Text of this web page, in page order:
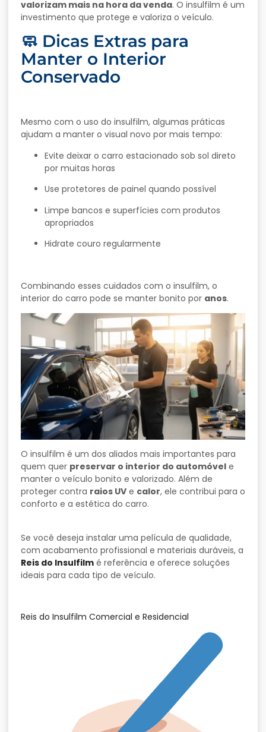
valorizam mais na hora da venda. O insulfilm é um
investimento que protege e valoriza o veículo.
🧼 Dicas Extras para
Manter o Interior
Conservado
Mesmo com o uso do insulfilm, algumas práticas
ajudam a manter o visual novo por mais tempo:
Evite deixar o carro estacionado sob sol direto
por muitas horas
Use protetores de painel quando possível
Limpe bancos e superfícies com produtos
apropriados
Hidrate couro regularmente
Combinando esses cuidados com o insulfilm, o
interior do carro pode se manter bonito por anos.
O insulfilm é um dos aliados mais importantes para
quem quer preservar o interior do automóvel e
manter o veículo bonito e valorizado. Além de
proteger contra raios UV e calor, ele contribui para o
conforto e a estética do carro.
Se você deseja instalar uma película de qualidade,
com acabamento profissional e materiais duráveis, a
Reis do Insulfilm é referência e oferece soluções
ideais para cada tipo de veículo.
Reis do Insulfilm Comercial e Residencial